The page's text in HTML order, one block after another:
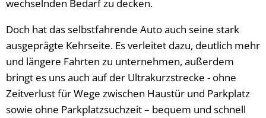
wechselnden Bedarf zu decken.
Doch hat das selbstfahrende Auto auch seine stark
ausgeprägte Kehrseite. Es verleitet dazu, deutlich mehr
und längere Fahrten zu unternehmen, außerdem
bringt es uns auch auf der Ultrakurzstrecke - ohne
Zeitverlust für Wege zwischen Haustür und Parkplatz
sowie ohne Parkplatzsuchzeit – bequem und schnell